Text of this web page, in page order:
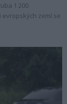
1 200
zemí se